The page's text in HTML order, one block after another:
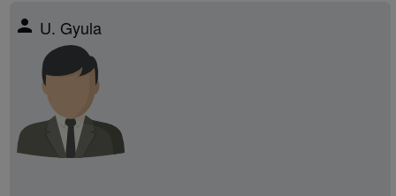
person U. Gyula